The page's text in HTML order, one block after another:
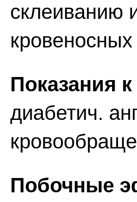
склеиванию
кровеносных
Показания
диабетич.
Побочные